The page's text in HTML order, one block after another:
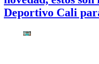
Deportivo Cali